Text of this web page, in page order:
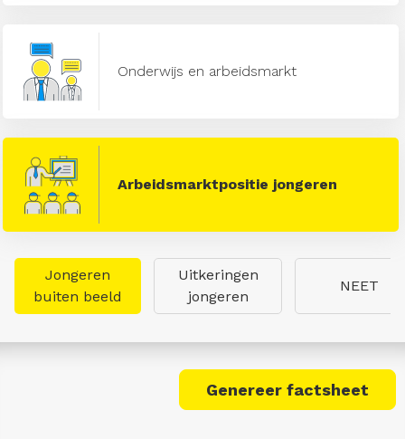
Onderwijs en arbeidsmarkt
Arbeidsmarktpositie jongeren
Jongeren
buiten beeld
Uitkeringen
jongeren
NEET
Genereer factsheet